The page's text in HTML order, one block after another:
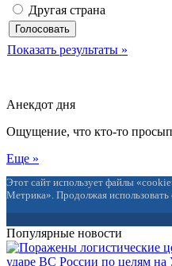
Другая страна
Показать результаты »
Анекдот дня
Ощущение, что кто-то
Еще »
Этот сайт использует файлы
Метрика». Продолжая использовать
Популярные новости
ударе ВС России по целям на